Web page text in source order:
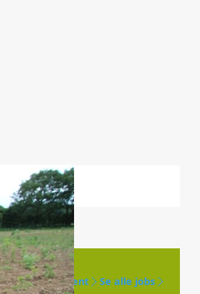
Opret agent Se alle jobs